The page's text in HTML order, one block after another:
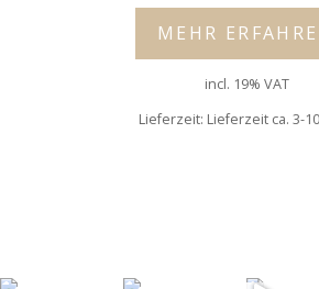
MEHR
incl. 19% VAT
Lieferzeit: Lieferzeit ca. 3-